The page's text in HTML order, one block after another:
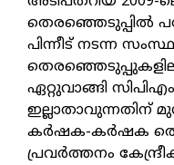
തെരഞ്ഞെടുപ്പില്‍
പിന്നീട് നടന്ന
ഏറ്റുവാങ്ങി
ഇല്ലാതാവുന്നതിന്
കര്‍ഷക-കര്‍ഷക
പ്രവര്‍ത്തനം